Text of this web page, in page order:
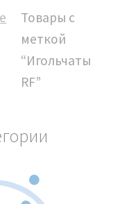
Товары с
меткой
“Игольчатый
RF”